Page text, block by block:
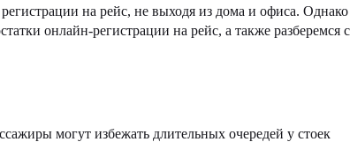
на рейс, не выходя из дома и офиса. Однако
онлайн-регистрации на рейс, а также разберемся с
могут избежать длительных очередей у стоек